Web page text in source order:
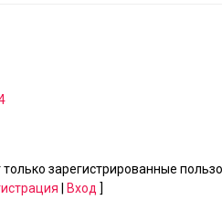
зарегистрированные
Вход ]